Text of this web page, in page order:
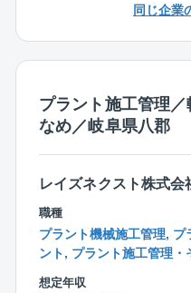
め、緊急対応はございま
いません。
業界で工事・施工管理
同じ企業
プラント施工管理
なめ／岐阜県⼋郡
レイズネクスト株式会
職種
プラント機械施工管理,
ント, プラント施工管理・
想定年収